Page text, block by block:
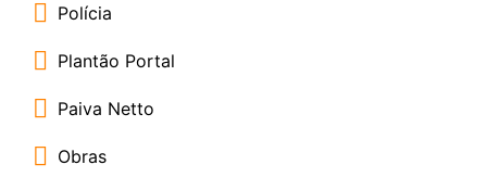
Polícia
Plantão Portal
Paiva Netto
Obras